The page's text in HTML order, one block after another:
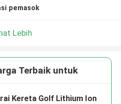
pemasok
Lebih
Terbaik untuk
Kereta Golf Lithium Ion